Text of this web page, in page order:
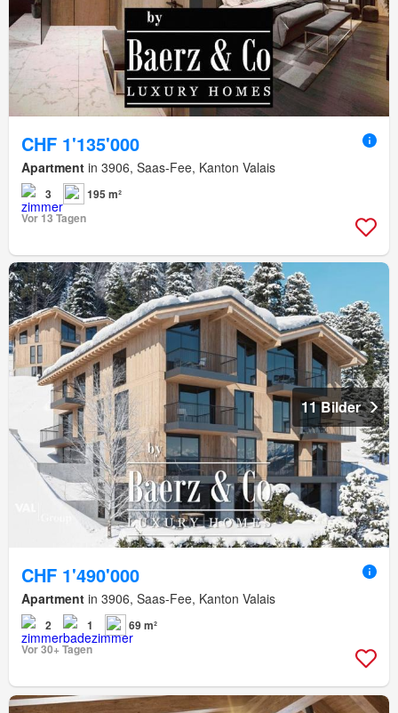
CHF 1'135'000
Apartment in 3906, Saas-Fee, Kanton Valais
3
195 m²
Vor 13 Tagen
11 Bilder
CHF 1'490'000
Apartment in 3906, Saas-Fee, Kanton Valais
2 1
69 m²
Vor 30+ Tagen